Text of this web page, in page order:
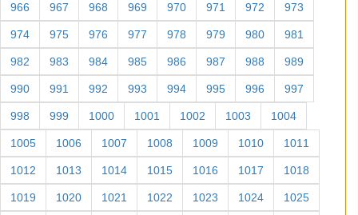
966 967 968 969 970 971 972 973
974 975 976 977 978 979 980 981
982 983 984 985 986 987 988 989
990 991 992 993 994 995 996 997
998 999 1000 1001 1002 1003 1004
1005 1006 1007 1008 1009 1010 1011
1012 1013 1014 1015 1016 1017 1018
1019 1020 1021 1022 1023 1024 1025